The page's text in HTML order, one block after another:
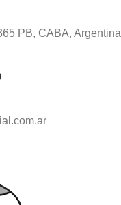
PB, CABA, Argentina